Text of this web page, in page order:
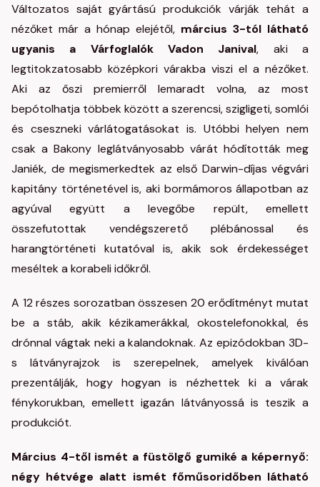
Változatos saját gyártású produkciók várják tehát a
nézőket már a hónap elejétől, március 3-tól látható
ugyanis a Várfoglalók Vadon Janival, aki a
legtitokzatosabb középkori várakba viszi el a nézőket.
Aki az őszi premierről lemaradt volna, az most
bepótolhatja többek között a szerencsi, szigligeti, somlói
és cseszneki várlátogatásokat is. Utóbbi helyen nem
csak a Bakony leglátványosabb várát hódították meg
Janiék, de megismerkedtek az első Darwin-díjas végvári
kapitány történetével is, aki bormámoros állapotban az
agyúval együtt a levegőbe repült, emellett
összefutottak vendégszerető plébánossal és
harangtörténeti kutatóval is, akik sok érdekességet
meséltek a korabeli időkről.
A 12 részes sorozatban összesen 20 erődítményt mutat
be a stáb, akik kézikamerákkal, okostelefonokkal, és
drónnal vágtak neki a kalandoknak. Az epizódokban 3D-
s látványrajzok is szerepelnek, amelyek kiválóan
prezentálják, hogy hogyan is nézhettek ki a várak
fénykorukban, emellett igazán látványossá is teszik a
produkciót.
Március 4-től ismét a füstölgő gumiké a képernyő:
négy hétvége alatt ismét főműsoridőben látható